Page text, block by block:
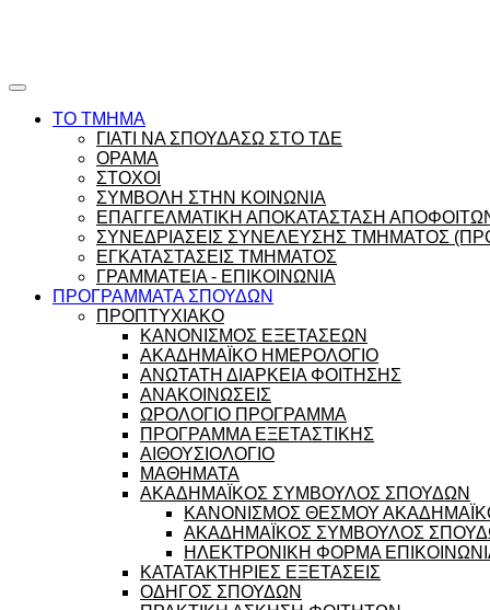
ΤΟ ΤΜΗΜΑ
ΓΙΑΤΙ ΝΑ ΣΠΟΥΔΑΣΩ ΣΤΟ ΤΔΕ
ΟΡΑΜΑ
ΣΤΟΧΟΙ
ΣΥΜΒΟΛΗ ΣΤΗΝ ΚΟΙΝΩΝΙΑ
ΕΠΑΓΓΕΛΜΑΤΙΚΗ ΑΠΟΚΑΤΑΣΤΑΣΗ
ΣΥΝΕΔΡΙΑΣΕΙΣ ΣΥΝΕΛΕΥΣΗΣ ΤΜΗΜΑΤΟΣ
ΕΓΚΑΤΑΣΤΑΣΕΙΣ ΤΜΗΜΑΤΟΣ
ΓΡΑΜΜΑΤΕΙΑ - ΕΠΙΚΟΙΝΩΝΙΑ
ΠΡΟΓΡΑΜΜΑΤΑ ΣΠΟΥΔΩΝ
ΠΡΟΠΤΥΧΙΑΚΟ
ΚΑΝΟΝΙΣΜΟΣ ΕΞΕΤΑΣΕΩΝ
ΑΚΑΔΗΜΑΪΚΟ ΗΜΕΡΟΛΟΓΙΟ
ΑΝΩΤΑΤΗ ΔΙΑΡΚΕΙΑ ΦΟΙΤΗΣΗΣ
ΑΝΑΚΟΙΝΩΣΕΙΣ
ΩΡΟΛΟΓΙΟ ΠΡΟΓΡΑΜΜΑ
ΠΡΟΓΡΑΜΜΑ ΕΞΕΤΑΣΤΙΚΗΣ
ΑΙΘΟΥΣΙΟΛΟΓΙΟ
ΜΑΘΗΜΑΤΑ
ΑΚΑΔΗΜΑΪΚΟΣ ΣΥΜΒΟΥΛΟΣ ΣΠΟΥΔΩΝ
ΚΑΝΟΝΙΣΜΟΣ ΘΕΣΜΟΥ
ΑΚΑΔΗΜΑΪΚΟΣ ΣΥΜΒΟΥΛΟΣ
ΗΛΕΚΤΡΟΝΙΚΗ ΦΟΡΜΑ
ΚΑΤΑΤΑΚΤΗΡΙΕΣ ΕΞΕΤΑΣΕΙΣ
ΟΔΗΓΟΣ ΣΠΟΥΔΩΝ